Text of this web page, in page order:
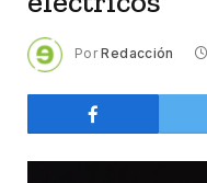
Por Redacción